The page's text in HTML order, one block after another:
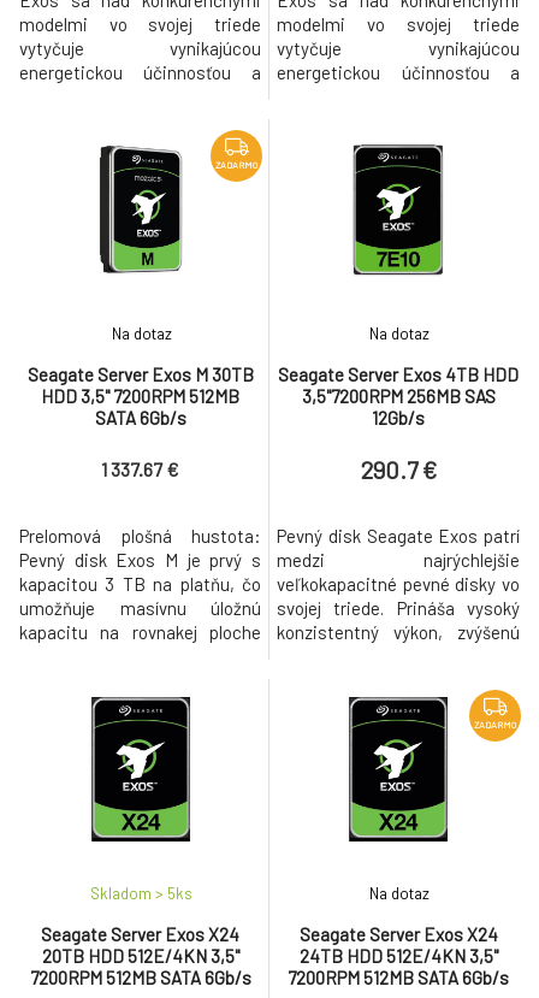
modelmi vo svojej triede
vytyčuje vynikajúcou
energetickou účinnosťou a
vylepšenú korekciu chýb, ktorá
udrží disk v chode aj v tých
najdrsnejších podmienkach. Na
prenos dát ponúka vysoký
výkon 6 Gb/s. Pre svoj
modelmi vo svojej triede
vytyčuje vynikajúcou
energetickou účinnosťou a
vylepšenú korekciu chýb, ktorá
udrží disk v chode aj v tých
najdrsnejších podmienkach. Na
prenos dát ponúka vysoký
výkon 6 Gb/s. Pre svoj
ZADARMO
Seagate Server Exos M 30TB
HDD 3,5" 7200RPM 512MB
SATA 6Gb/s
Na dotaz
1 337.67 €
Prelomová plošná hustota:
Pevný disk Exos M je prvý s
kapacitou 3 TB na platňu, čo
umožňuje masívnu úložnú
kapacitu na rovnakej ploche
umelou inteligenciou.
Bezkonkurenčná kapacita:
Viac ako 30 TB úložiska v
štandardnom 3,5-palcovom
formáte poskytuje kapacitu vo
veľkom meradle a zár
Seagate Server Exos 4TB HDD
3,5"7200RPM 256MB SAS
12Gb/s
Na dotaz
290.7 €
Pevný disk Seagate Exos patrí
medzi najrýchlejšie
veľkokapacitné pevné disky vo
svojej triede. Prináša vysoký
konzistentný výkon, zvýšenú
je navrhnutý pre vysokú
pracovnú záťaž až 550TB/rok
24 hodín 7 dní v týždni.
Najvhodnejší pre aplikácie:
Hyperškálové
aplikácie/cloudové da
Seagate Server Exos X24
20TB HDD 512E/4KN 3,5"
7200RPM 512MB SATA 6Gb/s
Skladom > 5ks
ZADARMO
Seagate Server Exos X24
24TB HDD 512E/4KN 3,5"
7200RPM 512MB SATA 6Gb/s
Na dotaz